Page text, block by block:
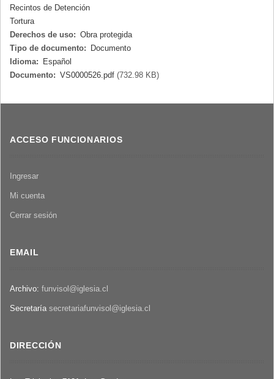
Recintos de Detención
Tortura
Derechos de uso: Obra protegida
Tipo de documento:
Documento
Idioma:
Español
Documento: VS0000526.pdf (732.98 KB)
ACCESO FUNCIONARIOS
Ingresar
Mi cuenta
Cerrar sesión
EMAIL
Archivo: funvisol@iglesia.cl
Secretaría secretariafunvisol@iglesia.cl
DIRECCIÓN